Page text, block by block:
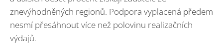
znevýhodněných regionů. Podpora vyplacená předem
nesmí přesáhnout více než polovinu realizačních
výdajů.